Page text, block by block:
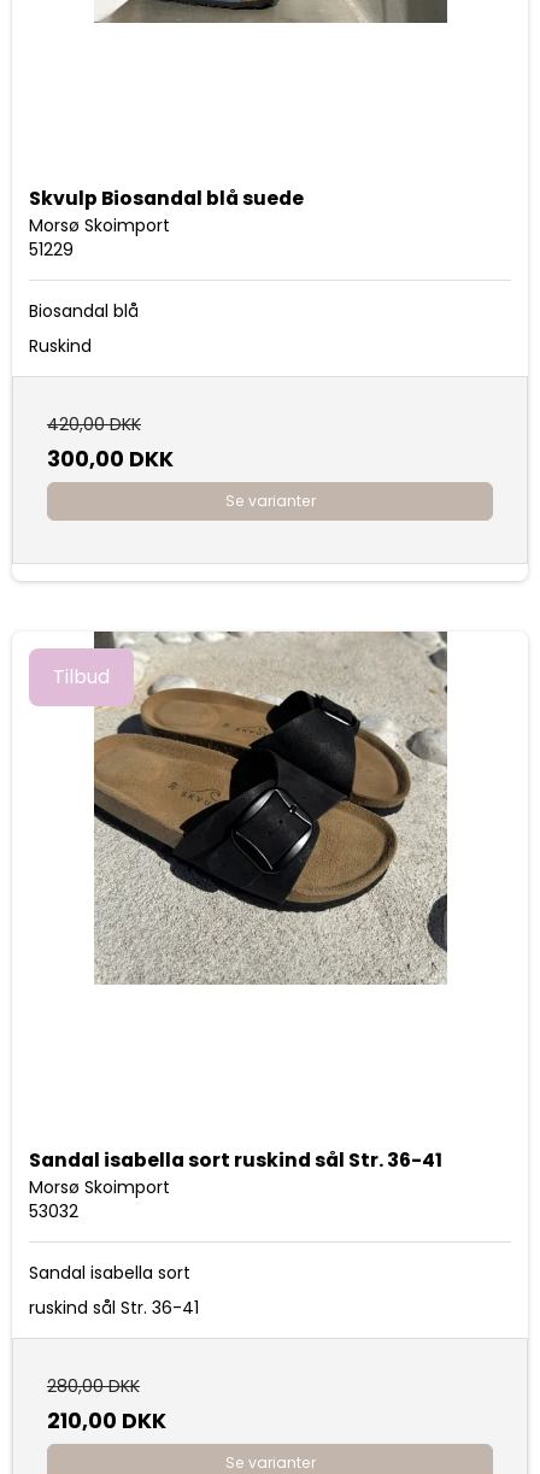
Skvulp Biosandal blå suede
Morsø Skoimport
51229
Biosandal blå
Ruskind
420,00 DKK
300,00 DKK
Se varianter
Tilbud
Sandal isabella sort ruskind sål Str. 36-41
Morsø Skoimport
53032
Sandal isabella sort
ruskind sål Str. 36-41
280,00 DKK
210,00 DKK
Se varianter